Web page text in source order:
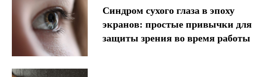
Синдром сухого глаза в эпоху
экранов: простые привычки для
защиты зрения во время работы